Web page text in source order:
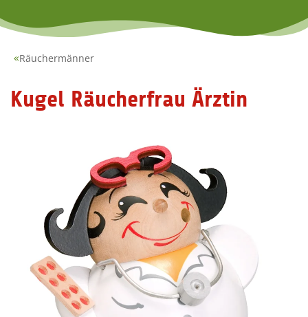
Räuchermänner
Kugel Räucherfrau Ärztin